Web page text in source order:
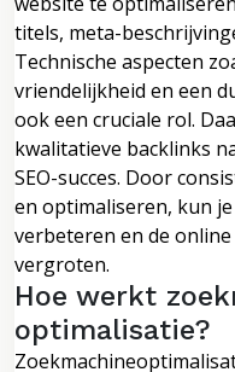
titels, meta-
Technische aspecten
vriendelijkheid en een
ook een cruciale rol.
kwalitatieve backlinks
SEO-succes. Door
en optimaliseren, kun
verbeteren en de
vergroten.
Hoe werkt
optimalisatie?